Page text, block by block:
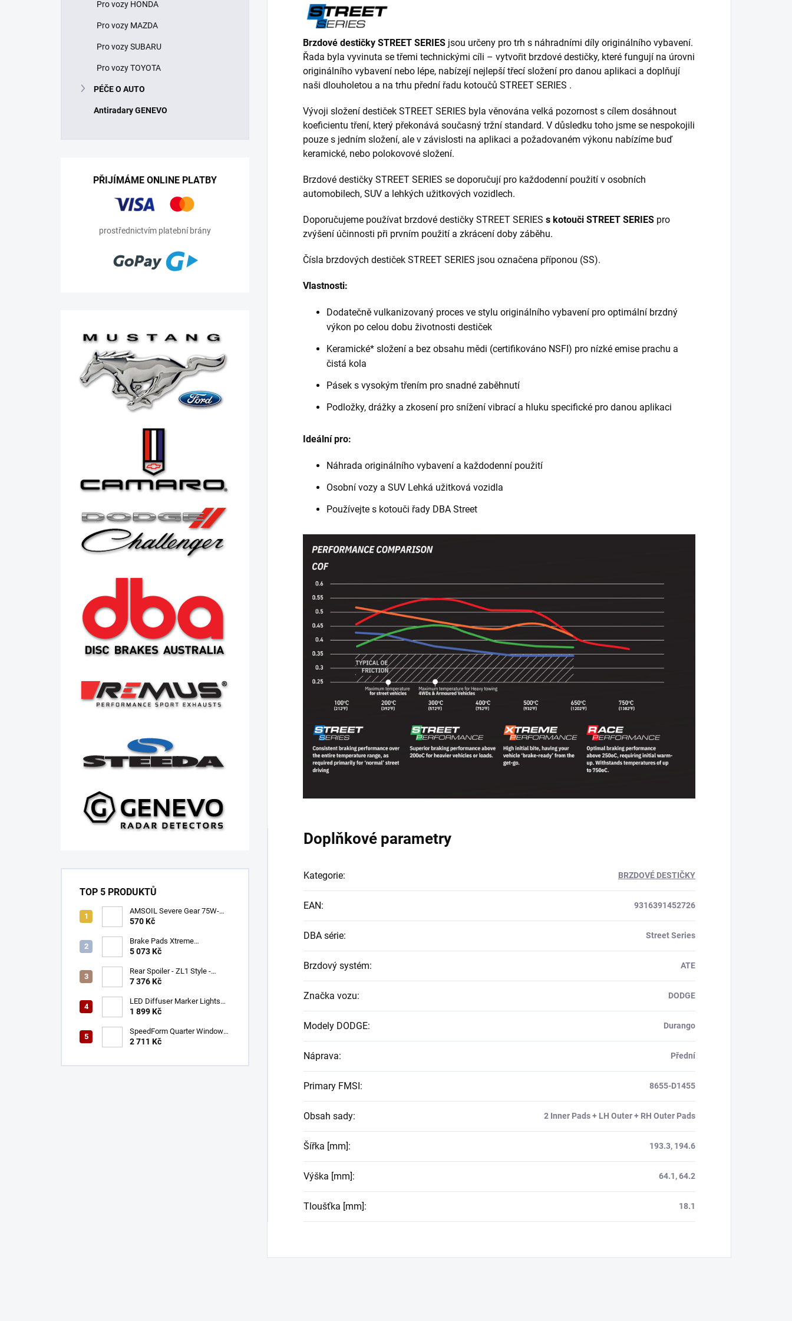
Pro vozy HONDA
Pro vozy MAZDA
Pro vozy SUBARU
Pro vozy TOYOTA
PÉČE O AUTO
Antiradary GENEVO
PŘIJÍMÁME ONLINE PLATBY
prostřednictvím platební brány
TOP 5 PRODUKTŮ
AMSOIL Severe Gear 75W-
140
570 Kč
Brake Pads Xtreme
Performance ECE R90
(DB9021XP)
5 073 Kč
Rear Spoiler - ZL1 Style -
Gloss Black (CAMARO 16-23)
7 376 Kč
LED Diffuser Marker Lights
(CHALLENGER 15-23)
1 899 Kč
SpeedForm Quarter Window
Louvers - Gloss Black
2 711 Kč
Brzdové destičky STREET SERIES jsou určeny pro trh s náhradními díly originálního vybavení.
Řada byla vyvinuta se třemi technickými cíli – vytvořit brzdové destičky, které fungují na úrovni
originálního vybavení nebo lépe, nabízejí nejlepší třecí složení pro danou aplikaci a doplňují
naši dlouholetou a na trhu přední řadu kotoučů STREET SERIES .
Vývoji složení destiček STREET SERIES byla věnována velká pozornost s cílem dosáhnout
koeficientu tření, který překonává současný tržní standard. V důsledku toho jsme se nespokojili
pouze s jedním složení, ale v závislosti na aplikaci a požadovaném výkonu nabízíme buď
keramické, nebo polokovové složení.
Brzdové destičky STREET SERIES se doporučují pro každodenní použití v osobních
automobilech, SUV a lehkých užitkových vozidlech.
Doporučujeme používat brzdové destičky STREET SERIES s kotouči STREET SERIES pro
zvýšení účinnosti při prvním použití a zkrácení doby záběhu.
Čísla brzdových destiček STREET SERIES jsou označena příponou (SS).
Vlastnosti:
Dodatečně vulkanizovaný proces ve stylu originálního vybavení pro optimální brzdný
výkon po celou dobu životnosti destiček
Keramické* složení a bez obsahu mědi (certifikováno NSFI) pro nízké emise prachu a
čistá kola
Pásek s vysokým třením pro snadné zaběhnutí
Podložky, drážky a zkosení pro snížení vibrací a hluku specifické pro danou aplikaci
Ideální pro:
Náhrada originálního vybavení a každodenní použití
Osobní vozy a SUV Lehká užitková vozidla
Používejte s kotouči řady DBA Street
Doplňkové parametry
Kategorie: BRZDOVÉ DESTIČKY
EAN: 9316391452726
DBA série: Street Series
Brzdový systém: ATE
Značka vozu: DODGE
Modely DODGE: Durango
Náprava: Přední
Primary FMSI: 8655-D1455
Obsah sady: 2 Inner Pads + LH Outer + RH Outer Pads
Šířka [mm]: 193.3, 194.6
Výška [mm]: 64.1, 64.2
Tloušťka [mm]: 18.1